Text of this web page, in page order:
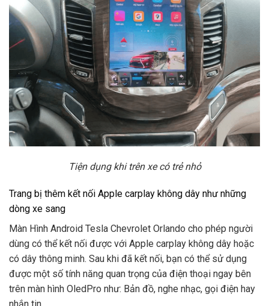
Tiện dụng khi trên xe có trẻ nhỏ
Trang bị thêm kết nối Apple carplay không dây như những
dòng xe sang
Màn Hình Android Tesla Chevrolet Orlando cho phép người
dùng có thể kết nối được với Apple carplay không dây hoặc
có dây thông minh. Sau khi đã kết nối, bạn có thể sử dụng
được một số tính năng quan trọng của điện thoại ngay bên
trên màn hình OledPro như: Bản đồ, nghe nhạc, gọi điện hay